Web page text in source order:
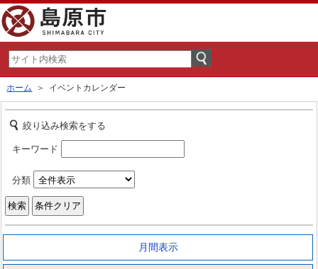
ホーム ＞ イベントカレンダー
絞り込み検索をする
キーワード
分類
月間表示